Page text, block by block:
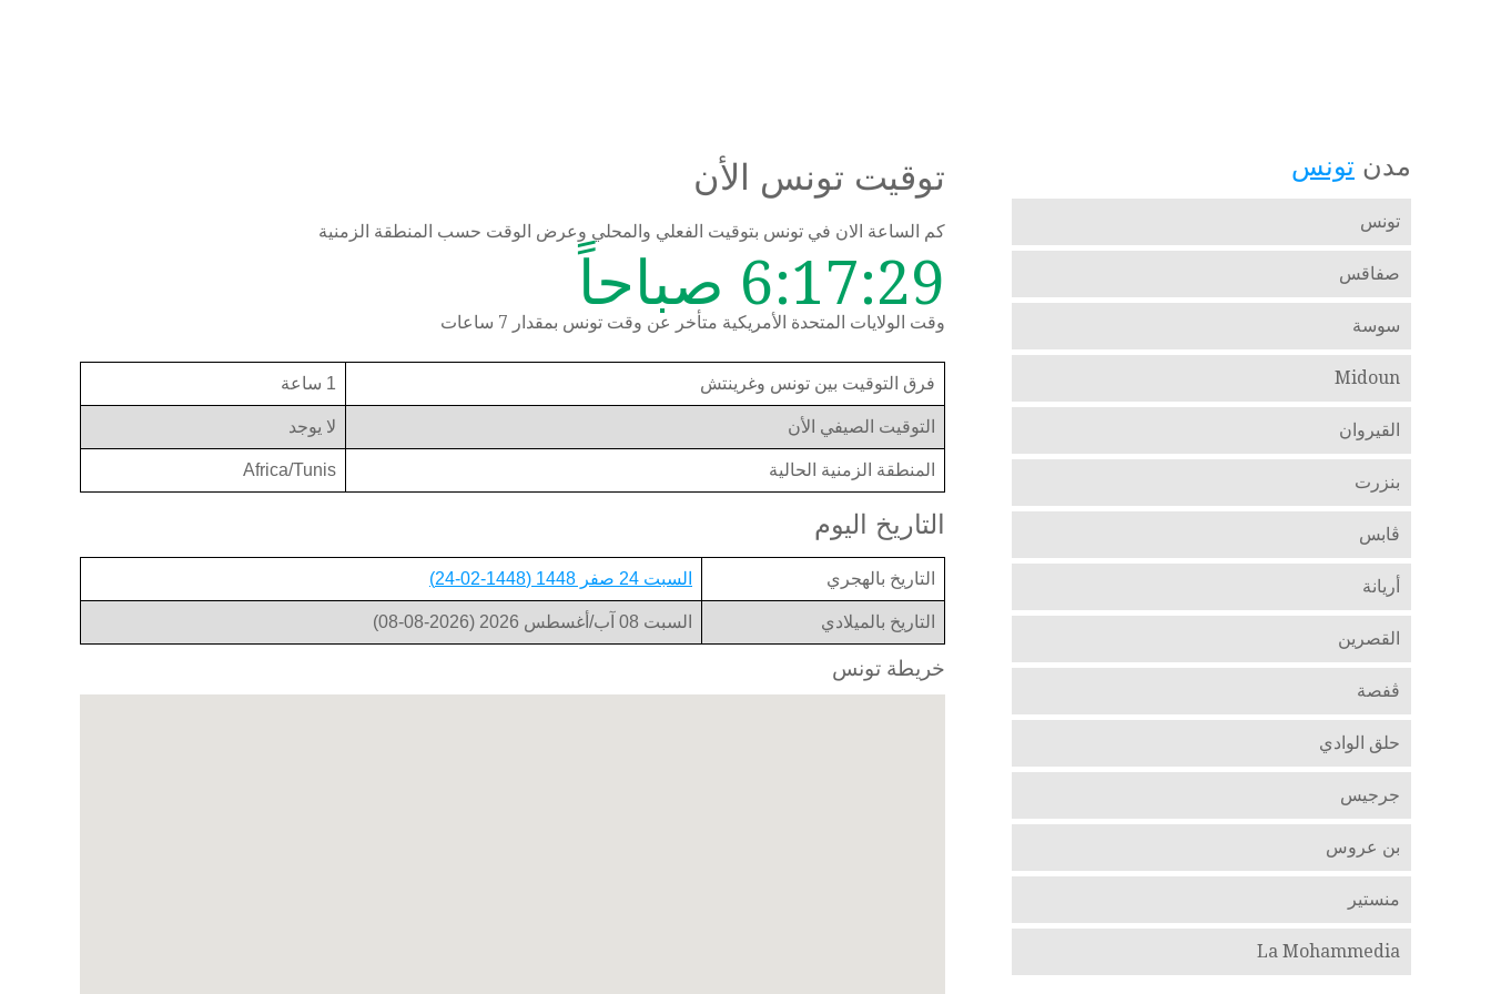
توقيت تونس الأن
كم الساعة الان في تونس بتوقيت الفعلي والمحلي وعرض الوقت حسب المنطقة الزمنية
6:17:29 صباحاً
وقت الولايات المتحدة الأمريكية متأخر عن وقت تونس بمقدار 7 ساعات
فرق التوقيت بين تونس وغرينتش 1 ساعة
التوقيت الصيفي الأن لا يوجد
المنطقة الزمنية الحالية Africa/Tunis
التاريخ اليوم
التاريخ بالهجري السبت 24 صفر 1448 (1448-02-24)
التاريخ بالميلادي السبت 08 آب/أغسطس 2026 (2026-08-08)
خريطة تونس
مدن تونس
تونس
صفاقس
سوسة
Midoun
القيروان
بنزرت
ڤابس
أريانة‎
القصرين
ڤفصة
حلق الوادي
جرجيس
بن عروس
منستير
La Mohammedia